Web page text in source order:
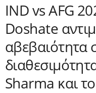
IND vs AFG
Doshate
αβεβαιότητα
Sharma και